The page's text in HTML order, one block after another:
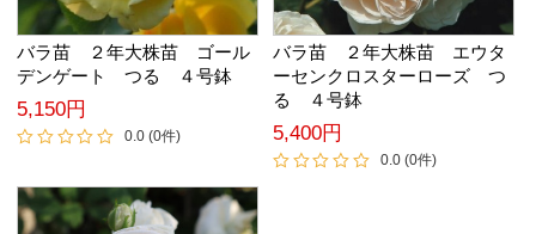
バラ苗 ２年大株苗 ゴール
デンゲート つる ４号鉢
5,150円
0.0 (0件)
バラ苗 ２年大株苗 エウタ
ーセンクロスターローズ つ
る ４号鉢
5,400円
0.0 (0件)